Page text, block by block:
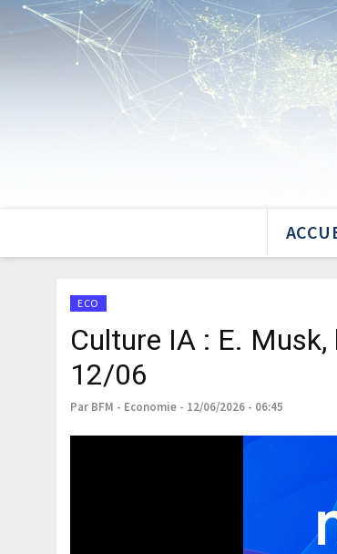
ECO
Culture IA : E.
12/06
Par BFM - Economie - 12/06/2026 - 06:45